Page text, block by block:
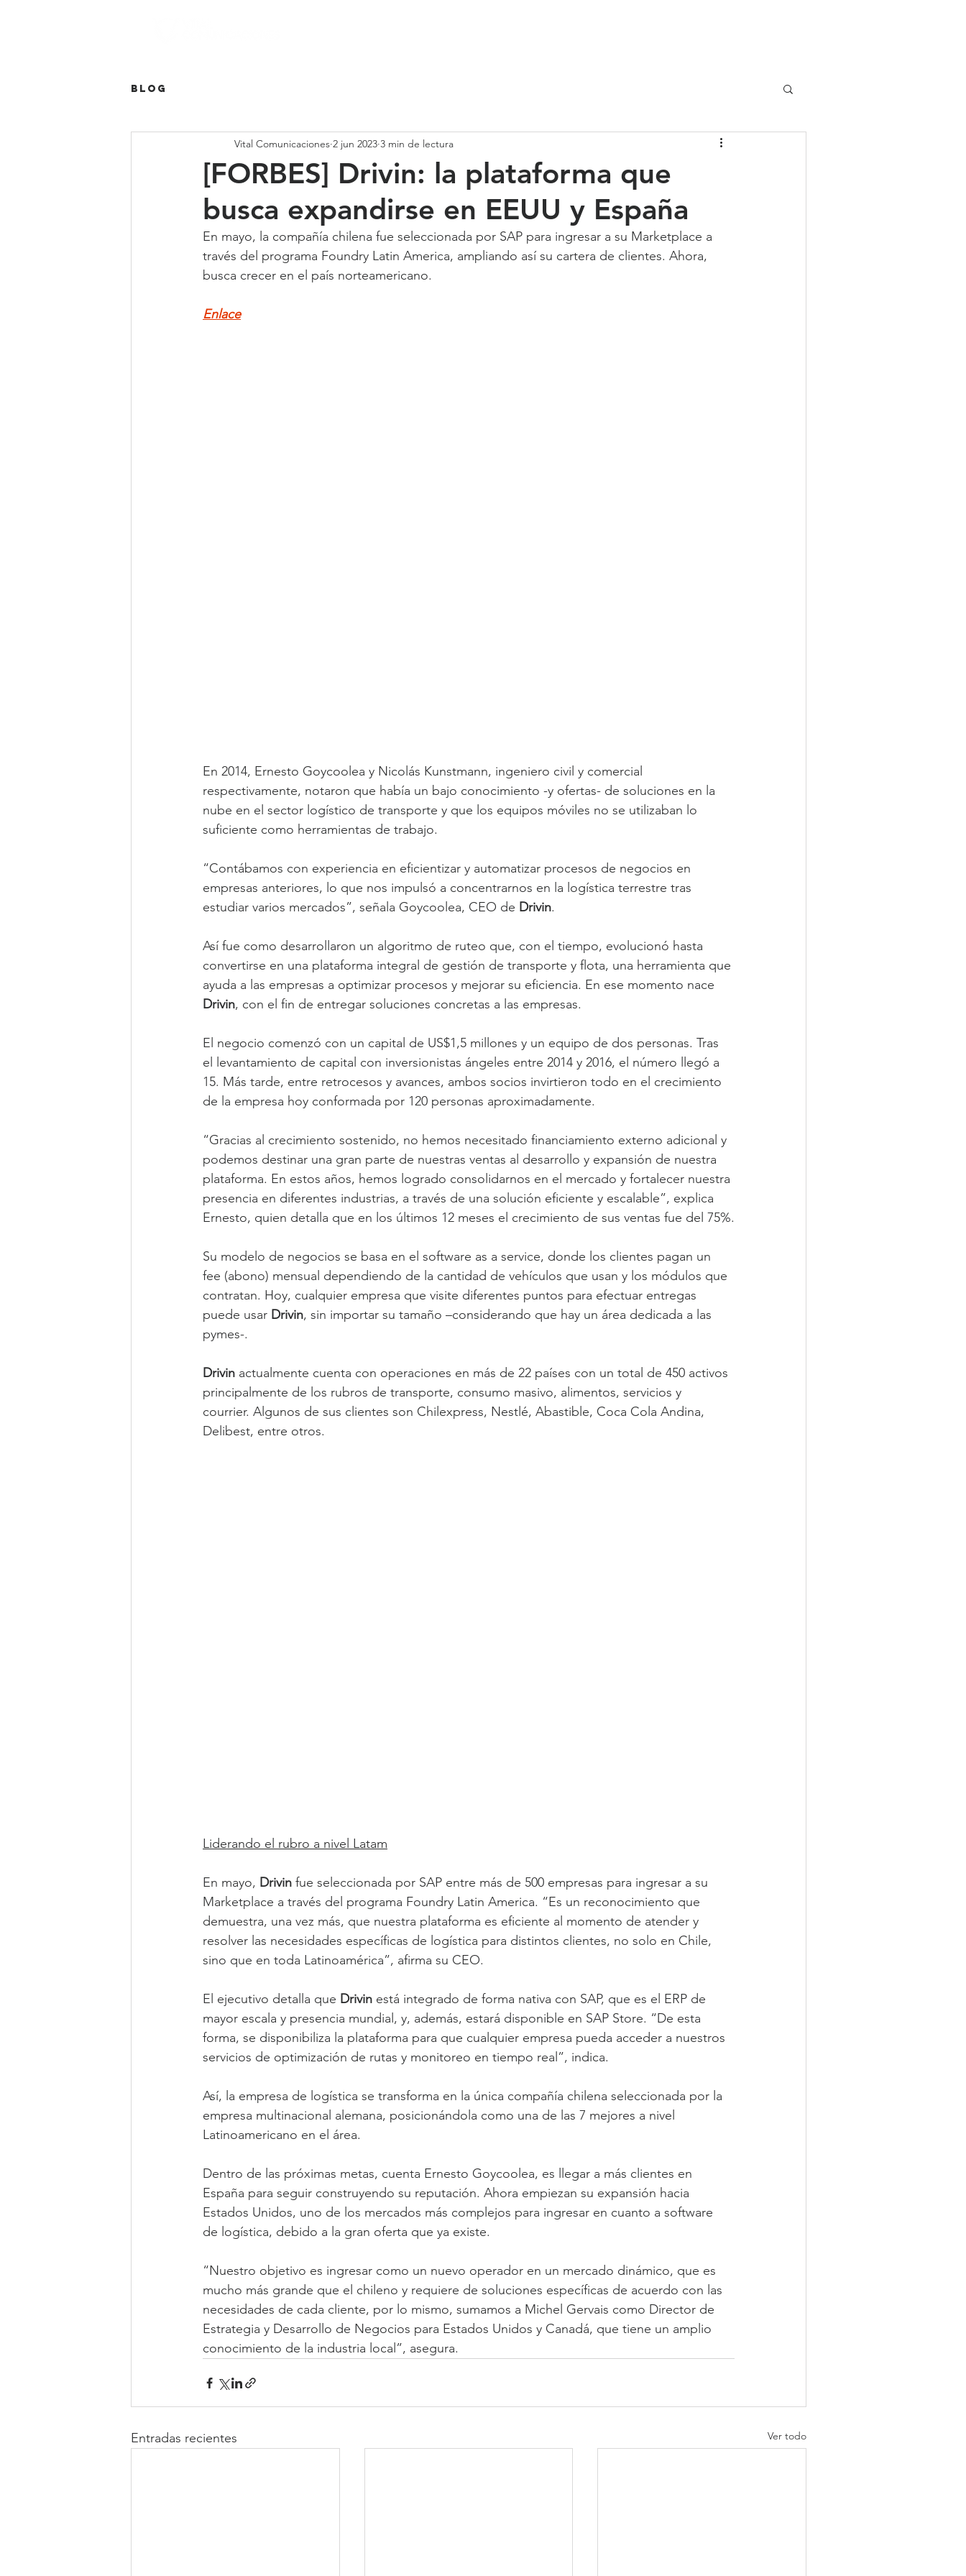
Blog
[FORBES] Drivin: la plataforma que
busca expandirse en EEUU y España
Vital Comunicaciones 2 jun 2023 3 min de lectura
En mayo, la compañía chilena fue seleccionada por SAP para ingresar a su Marketplace a
través del programa Foundry Latin America, ampliando así su cartera de clientes. Ahora,
busca crecer en el país norteamericano.
Enlace
En 2014, Ernesto Goycoolea y Nicolás Kunstmann, ingeniero civil y comercial
respectivamente, notaron que había un bajo conocimiento -y ofertas- de soluciones en la
nube en el sector logístico de transporte y que los equipos móviles no se utilizaban lo
suficiente como herramientas de trabajo.
“Contábamos con experiencia en eficientizar y automatizar procesos de negocios en
empresas anteriores, lo que nos impulsó a concentrarnos en la logística terrestre tras
estudiar varios mercados”, señala Goycoolea, CEO de Drivin.
Así fue como desarrollaron un algoritmo de ruteo que, con el tiempo, evolucionó hasta
convertirse en una plataforma integral de gestión de transporte y flota, una herramienta que
ayuda a las empresas a optimizar procesos y mejorar su eficiencia. En ese momento nace
Drivin, con el fin de entregar soluciones concretas a las empresas.
El negocio comenzó con un capital de US$1,5 millones y un equipo de dos personas. Tras
el levantamiento de capital con inversionistas ángeles entre 2014 y 2016, el número llegó a
15. Más tarde, entre retrocesos y avances, ambos socios invirtieron todo en el crecimiento
de la empresa hoy conformada por 120 personas aproximadamente.
“Gracias al crecimiento sostenido, no hemos necesitado financiamiento externo adicional y
podemos destinar una gran parte de nuestras ventas al desarrollo y expansión de nuestra
plataforma. En estos años, hemos logrado consolidarnos en el mercado y fortalecer nuestra
presencia en diferentes industrias, a través de una solución eficiente y escalable”, explica
Ernesto, quien detalla que en los últimos 12 meses el crecimiento de sus ventas fue del 75%.
Su modelo de negocios se basa en el software as a service, donde los clientes pagan un
fee (abono) mensual dependiendo de la cantidad de vehículos que usan y los módulos que
contratan. Hoy, cualquier empresa que visite diferentes puntos para efectuar entregas
puede usar Drivin, sin importar su tamaño –considerando que hay un área dedicada a las
pymes-.
Drivin actualmente cuenta con operaciones en más de 22 países con un total de 450 activos
principalmente de los rubros de transporte, consumo masivo, alimentos, servicios y
courrier. Algunos de sus clientes son Chilexpress, Nestlé, Abastible, Coca Cola Andina,
Delibest, entre otros.
Liderando el rubro a nivel Latam
En mayo, Drivin fue seleccionada por SAP entre más de 500 empresas para ingresar a su
Marketplace a través del programa Foundry Latin America. “Es un reconocimiento que
demuestra, una vez más, que nuestra plataforma es eficiente al momento de atender y
resolver las necesidades específicas de logística para distintos clientes, no solo en Chile,
sino que en toda Latinoamérica”, afirma su CEO.
El ejecutivo detalla que Drivin está integrado de forma nativa con SAP, que es el ERP de
mayor escala y presencia mundial, y, además, estará disponible en SAP Store. “De esta
forma, se disponibiliza la plataforma para que cualquier empresa pueda acceder a nuestros
servicios de optimización de rutas y monitoreo en tiempo real”, indica.
Así, la empresa de logística se transforma en la única compañía chilena seleccionada por la
empresa multinacional alemana, posicionándola como una de las 7 mejores a nivel
Latinoamericano en el área.
Dentro de las próximas metas, cuenta Ernesto Goycoolea, es llegar a más clientes en
España para seguir construyendo su reputación. Ahora empiezan su expansión hacia
Estados Unidos, uno de los mercados más complejos para ingresar en cuanto a software
de logística, debido a la gran oferta que ya existe.
“Nuestro objetivo es ingresar como un nuevo operador en un mercado dinámico, que es
mucho más grande que el chileno y requiere de soluciones específicas de acuerdo con las
necesidades de cada cliente, por lo mismo, sumamos a Michel Gervais como Director de
Estrategia y Desarrollo de Negocios para Estados Unidos y Canadá, que tiene un amplio
conocimiento de la industria local”, asegura.
Entradas recientes Ver todo